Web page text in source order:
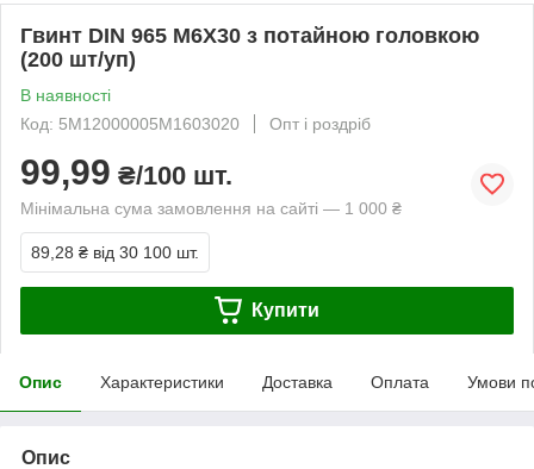
Гвинт DIN 965 М6Х30 з потайною головкою
(200 шт/уп)
В наявності
Код: 5M12000005M1603020
Опт і роздріб
99,99 ₴/100 шт.
Мінімальна сума замовлення на сайті — 1 000 ₴
89,28 ₴ від 30 100 шт.
Купити
Опис Характеристики Доставка Оплата Умови
Опис